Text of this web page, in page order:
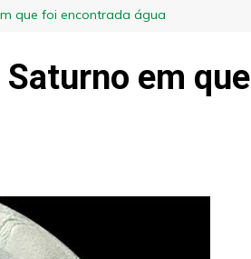
que foi encontrada água
Saturno em que